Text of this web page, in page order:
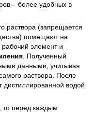
– более удобных в
раствора (запрещается
помещают на
элемент и
. Полученный
данными, учитывая
раствора. После
водой
то перед каждым